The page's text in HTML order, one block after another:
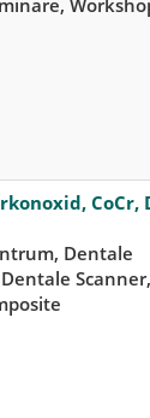
CoCr,
Dentale